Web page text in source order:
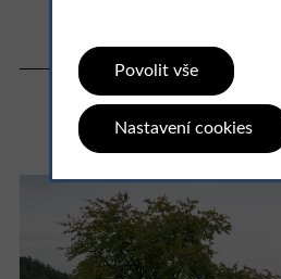
Povolit vše
Nastavení cookies
100 %
hodnocení